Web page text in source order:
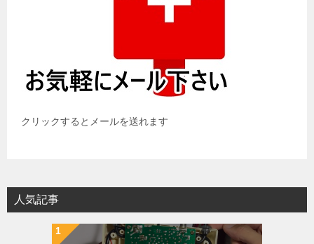
クリックするとメールを送れます
人気記事